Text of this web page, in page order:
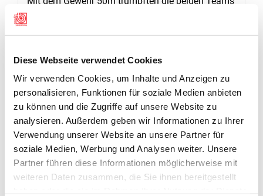
Diese Webseite verwendet Cookies
Wir verwenden Cookies, um Inhalte und Anzeigen zu
personalisieren, Funktionen für soziale Medien anbieten
zu können und die Zugriffe auf unsere Website zu
analysieren. Außerdem geben wir Informationen zu Ihrer
Verwendung unserer Website an unsere Partner für
soziale Medien, Werbung und Analysen weiter. Unsere
Partner führen diese Informationen möglicherweise mit
weiteren Daten zusammen, die Sie ihnen bereitgestellt
gewannen Gold– und Bronze. «Balsthal-Klus 1»
totalisierte 9261.0 Gesamtpunkte. Für das
Siegerteam schossen: Daniel Grun, Christian
Wismer und Heinz von Arx. Das Aargauer Team
«Bär» der Schützengesellschaft Villmergen
gewann Silber mit einem Total von 9257.9. Zu
diesem Erfolg trugen bei: Mathias Stöckli, Jörg
Fankhauser und Silvia Plaz. Die Goldmedaille ging